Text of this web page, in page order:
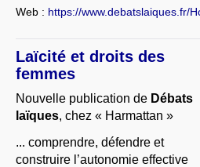
Web : https://www.debatslaiques.fr/
Laïcité et droits des
femmes
Nouvelle publication de Débats
laïques, chez « Harmattan »
... comprendre, défendre et
construire l’autonomie effective